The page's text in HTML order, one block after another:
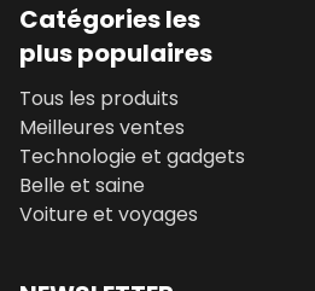
Catégories les
plus populaires
Tous les produits
Meilleures ventes
Technologie et gadgets
Belle et saine
Voiture et voyages